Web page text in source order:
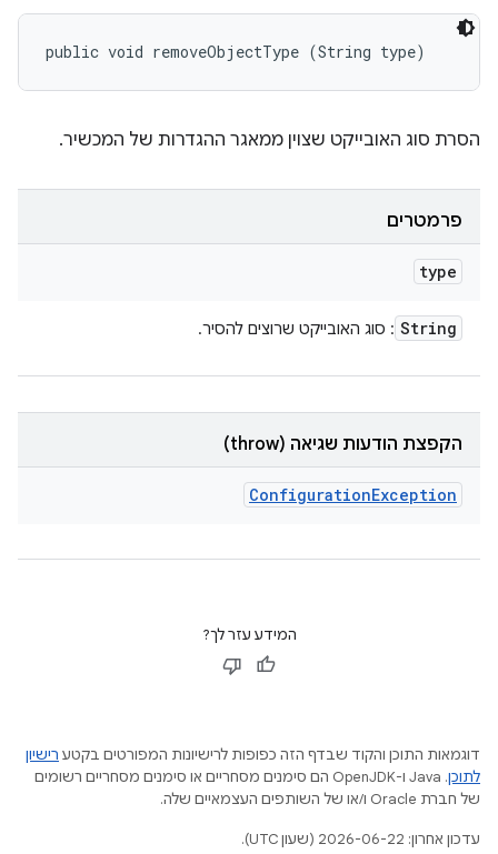
public void removeObjectType (String type)
הסרת סוג האובייקט שצוין ממאגר ההגדרות של המכשיר.
פרמטרים
type
String : סוג האובייקט שרוצים להסיר.
הקפצת הודעות שגיאה (throw)
ConfigurationException
המידע עזר לך?
דוגמאות התוכן והקוד שבדף הזה כפופות לרישיונות המפורטים בקטע רישיון
לתוכן
.‏ Java ו-OpenJDK הם סימנים מסחריים או סימנים מסחריים רשומים
של חברת Oracle ו/או של השותפים העצמאיים שלה.
עדכון אחרון: 2026-06-22 (שעון UTC).